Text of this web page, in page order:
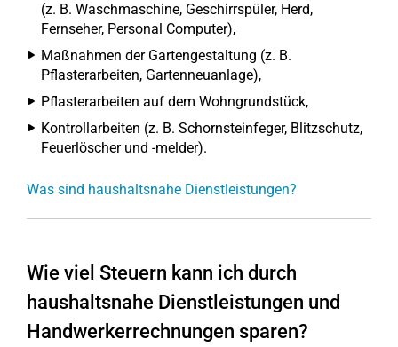
(z. B. Waschmaschine, Geschirrspüler, Herd,
Fernseher, Personal Computer),
Maßnahmen der Gartengestaltung (z. B.
Pflasterarbeiten, Gartenneuanlage),
Pflasterarbeiten auf dem Wohngrundstück,
Kontrollarbeiten (z. B. Schornsteinfeger, Blitzschutz,
Feuerlöscher und -melder).
Was sind haushaltsnahe Dienstleistungen?
Wie viel Steuern kann ich durch
haushaltsnahe Dienstleistungen und
Handwerkerrechnungen sparen?